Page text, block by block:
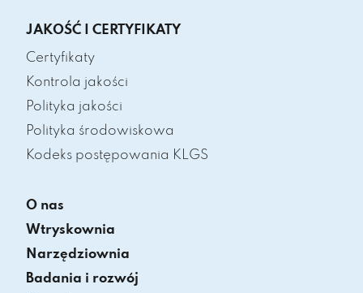
JAKOŚĆ I CERTYFIKATY
Certyfikaty
Kontrola jakości
Polityka jakości
Polityka środowiskowa
Kodeks postępowania KLGS
O nas
Wtryskownia
Narzędziownia
Badania i rozwój